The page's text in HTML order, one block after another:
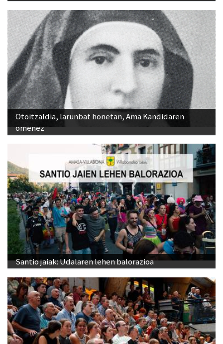
Otoitzaldia, larunbat honetan, Ama Kandidaren
omenez
Santio jaiak: Udalaren lehen balorazioa